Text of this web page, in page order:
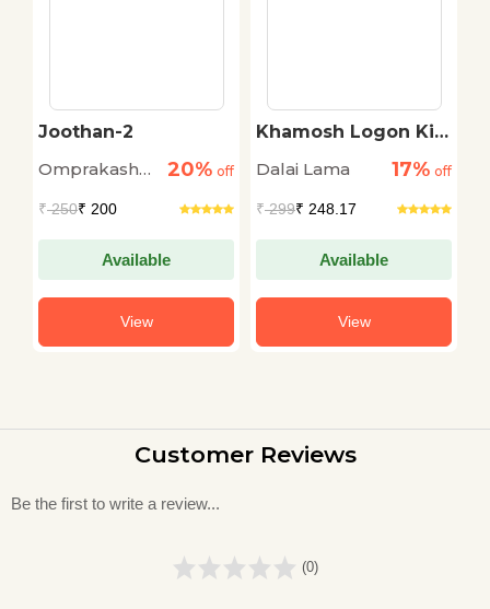
Joothan-2
Omprakash
20% off
₹250₹ 200
Available
View
Khamosh Logon Ki
Dalai Lama
17% off
₹299₹ 248.17
Available
View
Customer Reviews
Be the first to write a review...
(0)